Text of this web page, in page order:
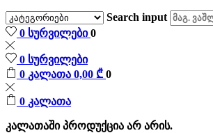
Search input
0 სურვილები0
0 სურვილები
0 კალათა 0,00 ₾ 0
0 კალათა
კალათაში პროდუქცია არ არის.